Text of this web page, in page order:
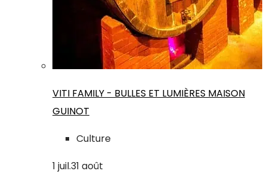
VITI FAMILY - BULLES ET LUMIÈRES MAISON
GUINOT
Culture
1 juil.31 août